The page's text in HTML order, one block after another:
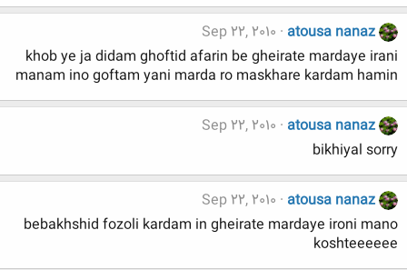
atousa nanaz
Sep 22, 2010
khob ye ja didam ghoftid afarin be gheirate mardaye irani
manam ino goftam yani marda ro maskhare kardam hamin
atousa nanaz
Sep 22, 2010
bikhiyal sorry
atousa nanaz
Sep 22, 2010
bebakhshid fozoli kardam in gheirate mardaye ironi mano
koshteeeeee